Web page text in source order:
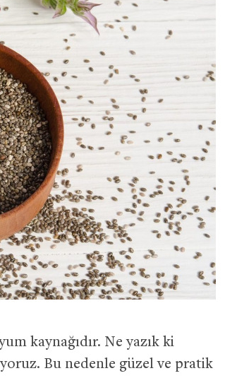
kaynağıdır. Ne yazık ki
Bu nedenle güzel ve pratik